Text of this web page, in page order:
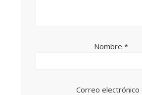
Nombre *
Correo electrónico